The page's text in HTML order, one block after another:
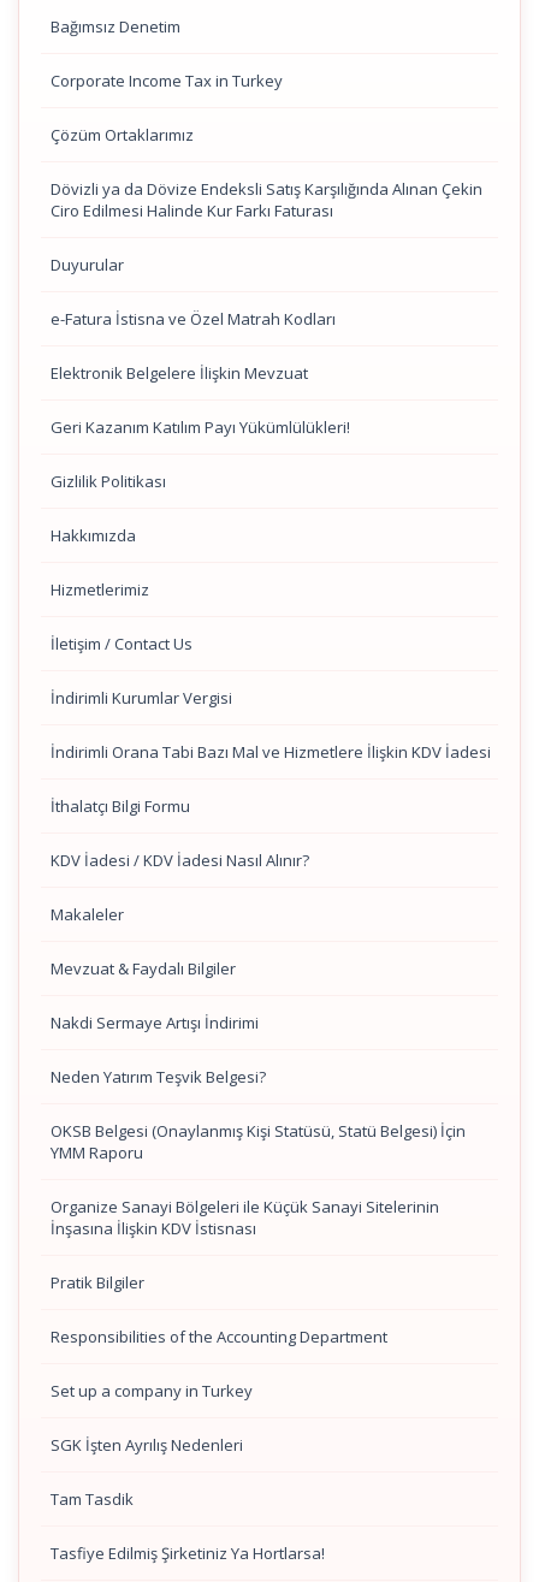
Bağımsız Denetim
Corporate Income Tax in Turkey
Çözüm Ortaklarımız
Dövizli ya da Dövize Endeksli Satış Karşılığında Alınan Çekin
Ciro Edilmesi Halinde Kur Farkı Faturası
Duyurular
e-Fatura İstisna ve Özel Matrah Kodları
Elektronik Belgelere İlişkin Mevzuat
Geri Kazanım Katılım Payı Yükümlülükleri!
Gizlilik Politikası
Hakkımızda
Hizmetlerimiz
İletişim / Contact Us
İndirimli Kurumlar Vergisi
İndirimli Orana Tabi Bazı Mal ve Hizmetlere İlişkin KDV İadesi
İthalatçı Bilgi Formu
KDV İadesi / KDV İadesi Nasıl Alınır?
Makaleler
Mevzuat & Faydalı Bilgiler
Nakdi Sermaye Artışı İndirimi
Neden Yatırım Teşvik Belgesi?
OKSB Belgesi (Onaylanmış Kişi Statüsü, Statü Belgesi) İçin
YMM Raporu
Organize Sanayi Bölgeleri ile Küçük Sanayi Sitelerinin
İnşasına İlişkin KDV İstisnası
Pratik Bilgiler
Responsibilities of the Accounting Department
Set up a company in Turkey
SGK İşten Ayrılış Nedenleri
Tam Tasdik
Tasfiye Edilmiş Şirketiniz Ya Hortlarsa!